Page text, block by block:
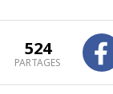
524
PARTAGES